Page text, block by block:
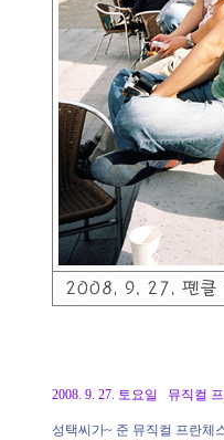
2008. 9. 27. 토요일 뮤직컬
성택씨가~ 준 뮤직컬 프란체